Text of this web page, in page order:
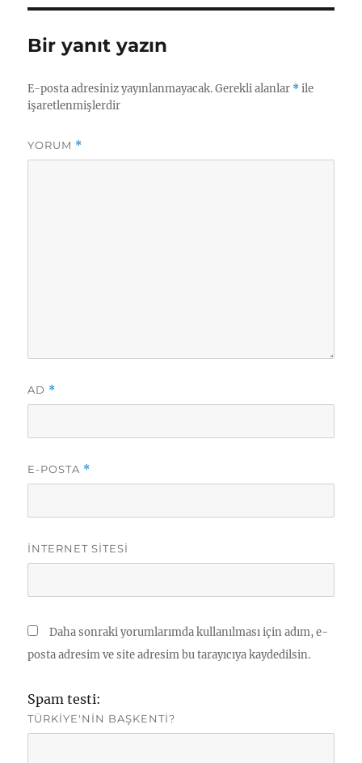
Bir yanıt yazın
E-posta adresiniz yayınlanmayacak. Gerekli alanlar *ile
işaretlenmişlerdir
YORUM *
AD *
E-POSTA *
İNTERNET SITESI
Daha sonraki yorumlarımda kullanılması için adım, e-
posta adresim ve site adresim bu tarayıcıya kaydedilsin.
Spam testi:
TÜRKIYE'NIN BAŞKENTI?